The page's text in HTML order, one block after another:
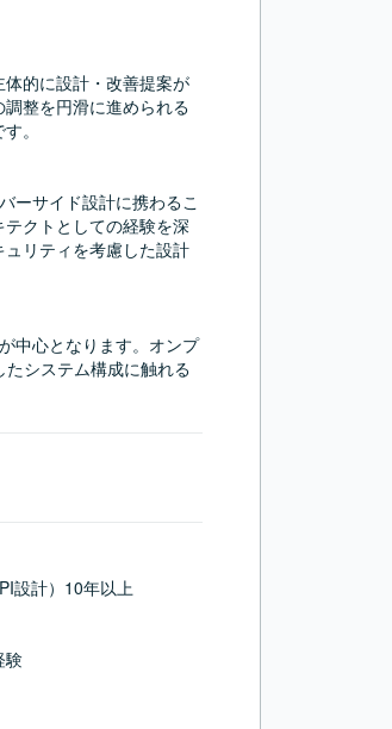
的に設計・改善提案が
整を円滑に進められる
。
ーサイド設計に携わるこ
クトとしての経験を深
リティを考慮した設計
中心となります。オンプ
システム構成に触れる
設計）10年以上
験